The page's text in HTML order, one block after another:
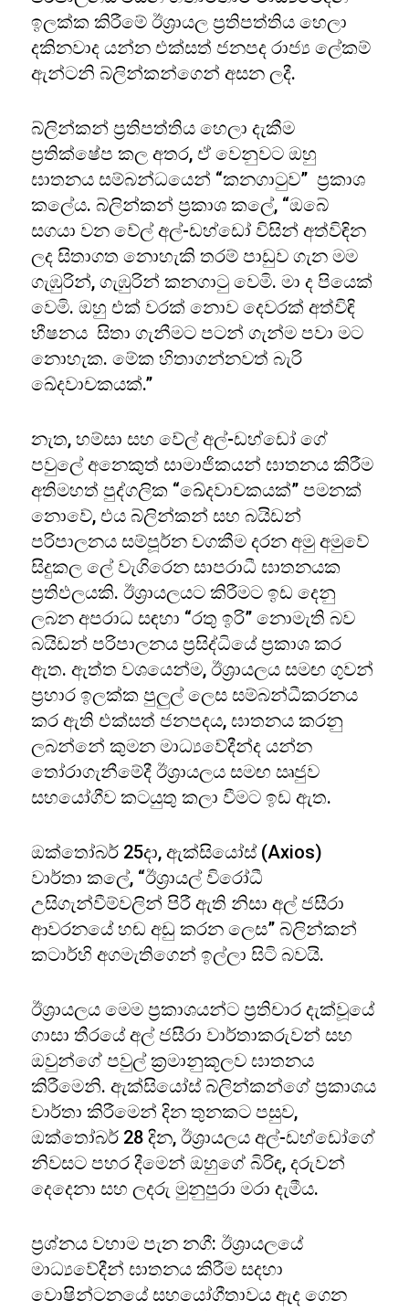
ඉලක්ක කිරීමේ ඊශ්‍රායල ප්‍රතිපත්තිය හෙලා
දකිනවාද යන්න එක්සත් ජනපද රාජ්‍ය ලේකම්
ඇන්ටනි බ්ලින්කන්ගෙන් අසන ලදී.
බ්ලින්කන් ප්‍රතිපත්තිය හෙලා දැකීම
ප්‍රතික්ෂේප කල අතර, ඒ වෙනුවට ඔහු
ඝාතනය සම්බන්ධයෙන් “කනගාටුව” ප්‍රකාශ
කලේය. බ්ලින්කන් ප්‍රකාශ කලේ, “ඔබේ
සගයා වන වේල් අල්-ඩහ්ඩෝ විසින් අත්විඳින
ලද සිතාගත නොහැකි තරම් පාඩුව ගැන මම
ගැඹුරින්, ගැඹුරින් කනගාටු වෙමි. මා ද පියෙක්
වෙමි. ඔහු එක් වරක් නොව දෙවරක් අත්විඳි
භීෂනය සිතා ගැනීමට පටන් ගැන්ම පවා මට
නොහැක. මේක හිතාගන්නවත් බැරි
ඛේදවාචකයක්.”
නැත, හම්සා සහ වේල් අල්-ඩහ්ඩෝ ගේ
පවුලේ අනෙකුත් සාමාජිකයන් ඝාතනය කිරීම
අතිමහත් පුද්ගලික “ඛේදවාචකයක්” පමනක්
නොවේ, එය බ්ලින්කන් සහ බයිඩන්
පරිපාලනය සම්පූර්න වගකීම දරන අමු අමුවේ
සිදුකල ලේ වැගිරෙන සාපරාධී ඝාතනයක
ප්‍රතිඵලයකි. ඊශ්‍රායලයට කිරීමට ඉඩ දෙනු
ලබන අපරාධ සඳහා “රතු ඉරි” නොමැති බව
බයිඩන් පරිපාලනය ප්‍රසිද්ධියේ ප්‍රකාශ කර
ඇත. ඇත්ත වශයෙන්ම, ඊශ්‍රායලය සමඟ ගුවන්
ප්‍රහාර ඉලක්ක පුලුල් ලෙස සම්බන්ධීකරනය
කර ඇති එක්සත් ජනපදය, ඝාතනය කරනු
ලබන්නේ කුමන මාධ්‍යවේදීන්ද යන්න
තෝරාගැනීමේදී ඊශ්‍රායලය සමඟ ඍජුව
සහයෝගීව කටයුතු කලා වීමට ඉඩ ඇත.
ඔක්‌තෝබර් 25දා, ඇක්සියෝස්‌ (Axios)
වාර්තා කලේ, “ඊශ්‍රායල් විරෝධී
උසිගැන්වීම්වලින් පිරී ඇති නිසා අල් ජසීරා
ආවරනයේ හඬ අඩු කරන ලෙස” බ්ලින්කන්
කටාර්හි අගමැතිගෙන් ඉල්ලා සිටි බවයි.
ඊශ්‍රායලය මෙම ප්‍රකාශයන්ට ප්‍රතිචාර දැක්වූයේ
ගාසා තීරයේ අල් ජසීරා වාර්තාකරුවන් සහ
ඔවුන්ගේ පවුල් ක්‍රමානුකූලව ඝාතනය
කිරීමෙනි. ඇක්සියෝස් බ්ලින්කන්ගේ ප්‍රකාශය
වාර්තා කිරීමෙන් දින තුනකට පසුව,
ඔක්තෝබර් 28 දින, ඊශ්‍රායලය අල්-ඩහ්ඩෝගේ
නිවසට පහර දීමෙන් ඔහුගේ බිරිඳ, දරුවන්
දෙදෙනා සහ ලදරු මුනුපුරා මරා දැමීය.
ප්‍රශ්නය වහාම පැන නගී: ඊශ්‍රායලයේ
මාධ්‍යවේදීන් ඝාතනය කිරීම සදහා
වොෂින්ටනයේ සහයෝගීතාවය ඇද ගෙන